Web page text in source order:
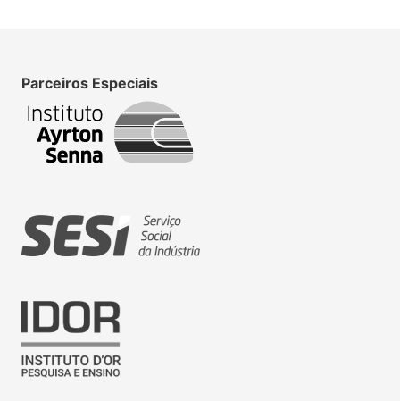
Parceiros Especiais